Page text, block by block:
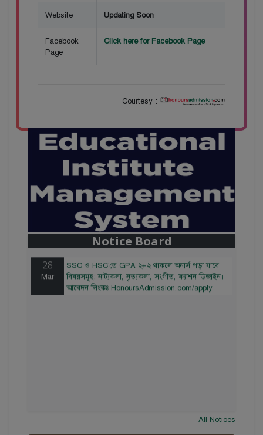
Website Updating Soon
Facebook
Page
Click here for Facebook Page
Courtesy :
Notice Board
28
বাজেটের মধ্যে প্রাইভেট ইউনিভার্সিটিতে অনার্স পড়ার
সুযোগ। ২০টির অধিক বিষয়, ৪ বছরে মোট খরচ ২ লক্ষ
থেকে ৫ লক্ষ টাকা। আবেদন লিংকঃ
HonoursAdmission.com/apply
28
Mar
SSC ও HSC'তে GPA ২+২ থাকলে অনার্স পড়া যাবে।
বিষয়সমূহ: নাট্যকলা, নৃত্যকলা, সংগীত, ফ্যাশন ডিজাইন।
আবেদন লিংকঃ HonoursAdmission.com/apply
All Notices